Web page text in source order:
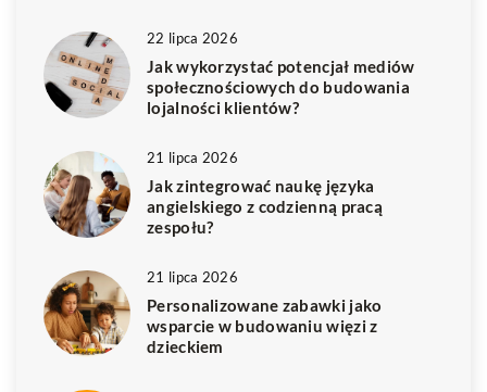
22 lipca 2026
Jak wykorzystać potencjał mediów
społecznościowych do budowania
lojalności klientów?
21 lipca 2026
Jak zintegrować naukę języka
angielskiego z codzienną pracą
zespołu?
21 lipca 2026
Personalizowane zabawki jako
wsparcie w budowaniu więzi z
dzieckiem